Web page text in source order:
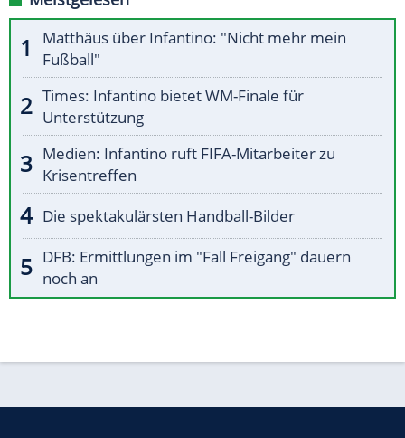
Matthäus über Infantino: "Nicht mehr mein
Fußball"
Times: Infantino bietet WM-Finale für
Unterstützung
Medien: Infantino ruft FIFA-Mitarbeiter zu
Krisentreffen
Die spektakulärsten Handball-Bilder
DFB: Ermittlungen im "Fall Freigang" dauern
noch an